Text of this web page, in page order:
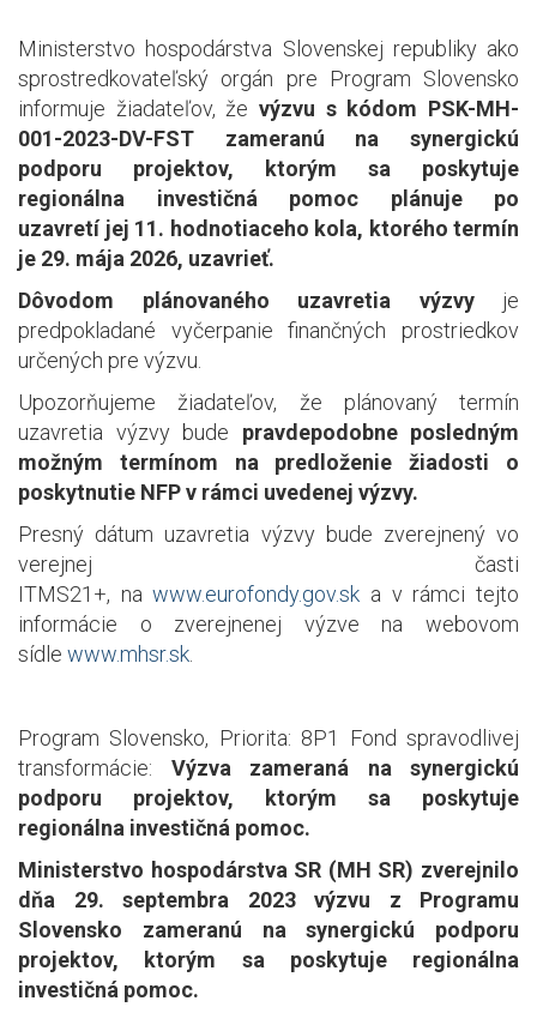
Ministerstvo hospodárstva Slovenskej republiky ako
sprostredkovateľský orgán pre Program Slovensko
informuje žiadateľov, že výzvu s kódom PSK-MH-
001-2023-DV-FST zameranú na synergickú
podporu projektov, ktorým sa poskytuje
regionálna investičná pomoc
plánuje po
uzavretí jej 11. hodnotiaceho kola, ktorého termín
je 29. mája 2026, uzavrieť.
Dôvodom plánovaného uzavretia výzvyje
predpokladané vyčerpanie finančných prostriedkov
určených pre výzvu.
Upozorňujeme žiadateľov, že plánovaný termín
uzavretia výzvy bude pravdepodobne posledným
možným termínom na predloženie žiadosti o
poskytnutie NFP v rámci uvedenej výzvy.
Presný dátum uzavretia výzvy bude zverejnený vo
verejnej časti
ITMS21+, nawww.eurofondy.gov.sk a v rámci tejto
informácie o zverejnenej výzve na webovom
sídle www.mhsr.sk
Program Slovensko, Priorita: 8P1 Fond spravodlivej
transformácie: Výzva zameraná na synergickú
podporu projektov, ktorým sa poskytuje
regionálna investičná pomoc.
Ministerstvo hospodárstva SR (MH SR) zverejnilo
dňa 29. septembra 2023 výzvu z Programu
Slovensko zameranú na synergickú podporu
projektov, ktorým sa poskytuje regionálna
investičná pomoc.